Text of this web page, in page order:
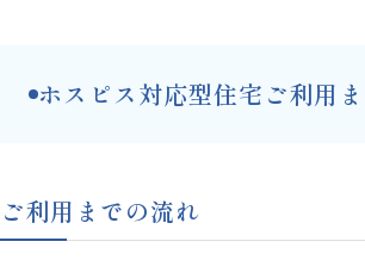
ホスピス対応型住宅ご利用
ご利用までの流れ